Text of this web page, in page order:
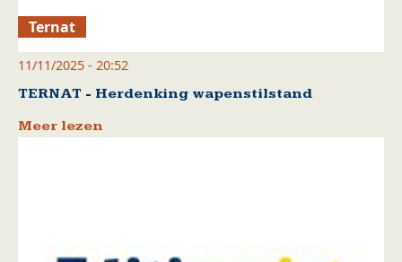
Ternat
11/11/2025 - 20:52
TERNAT - Herdenking wapenstilstand
Meer lezen